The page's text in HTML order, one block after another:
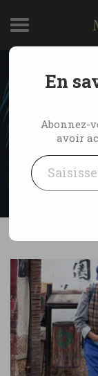
Chine
by Marie-Ange
6 Comments
En
Abonnez-
avoir
Saisissez votre adresse e-mail…